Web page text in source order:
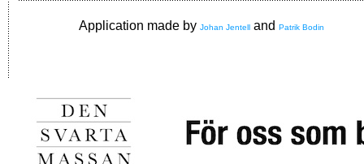
Application made by Johan Jentell and Patrik Bodin